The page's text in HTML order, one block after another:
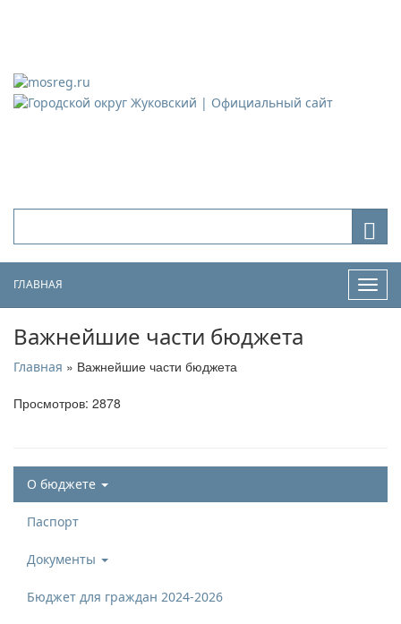
ГЛАВНАЯ
Важнейшие части бюджета
Главная » Важнейшие части бюджета
Просмотров: 2878
О бюджете
Паспорт
Документы
Бюджет для граждан 2024-2026